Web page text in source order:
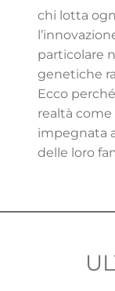
chi lotta
particolare
genetiche
Ecco
realtà come
impegnata
delle loro